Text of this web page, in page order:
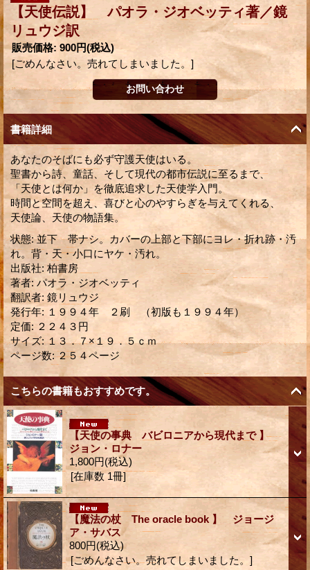
【天使伝説】 パオラ・ジオベッティ著／鏡
リュウジ訳
販売価格: 900円(税込)
[ごめんなさい。売れてしまいました。]
書籍詳細
あなたのそばにも必ず守護天使はいる。
聖書から詩、童話、そして現代の都市伝説に至るまで、
「天使とは何か」を徹底追求した天使学入門。
時間と空間を超え、喜びと心のやすらぎを与えてくれる、
天使論、天使の物語集。
状態: 並下 帯ナシ。カバーの上部と下部にヨレ・折れ跡・汚
れ。背・天・小口にヤケ・汚れ。
出版社: 柏書房
著者: パオラ・ジオベッティ
翻訳者: 鏡リュウジ
発行年: １９９４年 ２刷 （初版も１９９４年）
定価: ２２４３円
サイズ: １３．７×１９．５ｃｍ
ページ数: ２５４ページ
こちらの書籍もおすすめです。
【天使の事典 バビロニアから現代まで 】
ジョン・ロナー
1,800円(税込)
[在庫数 1冊]
【魔法の杖 The oracle book 】 ジョージ
ア・サバス
800円(税込)
[ごめんなさい。売れてしまいました。]